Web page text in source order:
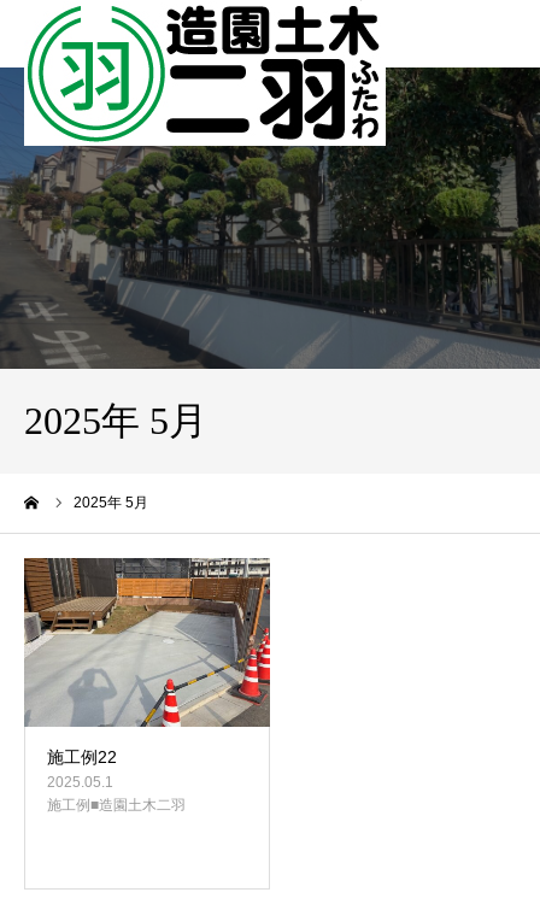
2025年 5月
2025年 5月
施工例22
2025.05.1
施工例■造園土木二羽